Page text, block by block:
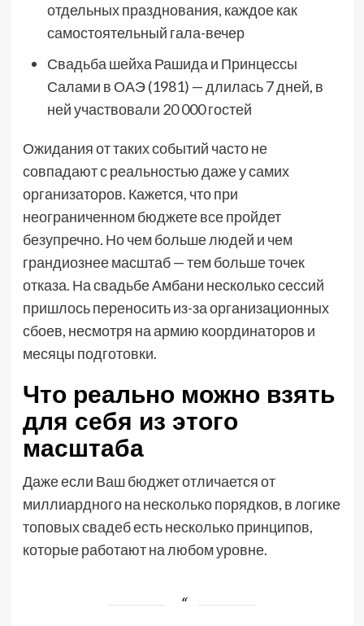
отдельных празднования, каждое как
самостоятельный гала-вечер
Свадьба шейха Рашида и Принцессы
Салами в ОАЭ (1981) — длилась 7 дней, в
ней участвовали 20 000 гостей
Ожидания от таких событий часто не
совпадают с реальностью даже у самих
организаторов. Кажется, что при
неограниченном бюджете все пройдет
безупречно. Но чем больше людей и чем
грандиознее масштаб — тем больше точек
отказа. На свадьбе Амбани несколько сессий
пришлось переносить из-за организационных
сбоев, несмотря на армию координаторов и
месяцы подготовки.
Что реально можно взять
для себя из этого
масштаба
Даже если Ваш бюджет отличается от
миллиардного на несколько порядков, в логике
топовых свадеб есть несколько принципов,
которые работают на любом уровне.